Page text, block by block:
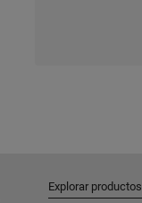
Explorar productos